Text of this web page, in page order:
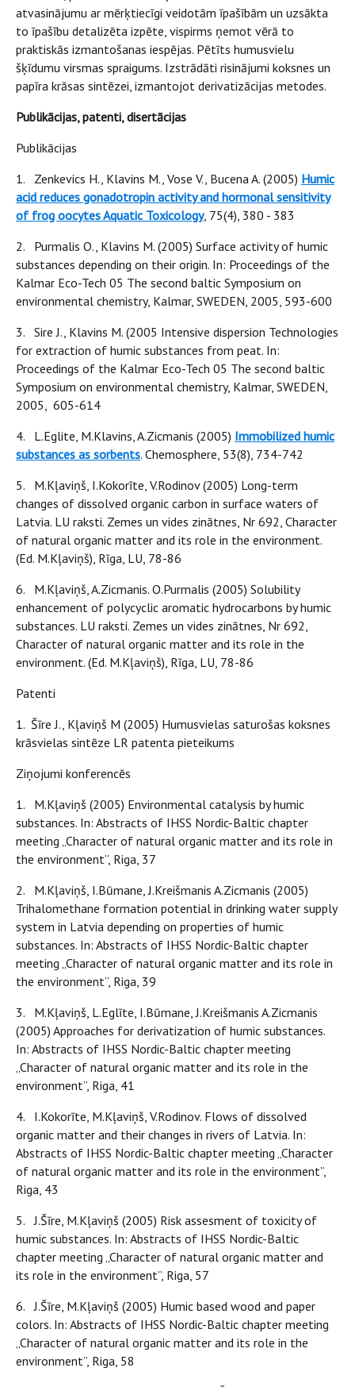
atvasinājumu ar mērķtiecīgi veidotām īpašībām un uzsākta
to īpašību detalizēta izpēte, vispirms ņemot vērā to
praktiskās izmantošanas iespējas. Pētīts humusvielu
šķīdumu virsmas spraigums. Izstrādāti risinājumi koksnes un
papīra krāsas sintēzei, izmantojot derivatizācijas metodes.
Publikācijas, patenti, disertācijas
Publikācijas
1. Zenkevics H., Klavins M., Vose V., Bucena A. (2005) Humic
acid reduces gonadotropin activity and hormonal sensitivity
of frog oocytes Aquatic Toxicology, 75(4), 380 - 383
2. Purmalis O., Klavins M. (2005) Surface activity of humic
substances depending on their origin. In: Proceedings of the
Kalmar Eco-Tech 05 The second baltic Symposium on
environmental chemistry, Kalmar, SWEDEN, 2005, 593-600
3. Sire J., Klavins M. (2005 Intensive dispersion Technologies
for extraction of humic substances from peat. In:
Proceedings of the Kalmar Eco-Tech 05 The second baltic
Symposium on environmental chemistry, Kalmar, SWEDEN,
2005, 605-614
4. L.Eglite, M.Klavins, A.Zicmanis (2005) Immobilized humic
substances as sorbents. Chemosphere, 53(8), 734-742
5. M.Kļaviņš, I.Kokorīte, V.Rodinov (2005) Long-term
changes of dissolved organic carbon in surface waters of
Latvia. LU raksti. Zemes un vides zinātnes, Nr 692, Character
of natural organic matter and its role in the environment.
(Ed. M.Kļaviņš), Rīga, LU, 78-86
6. M.Kļaviņš, A.Zicmanis. O.Purmalis (2005) Solubility
enhancement of polycyclic aromatic hydrocarbons by humic
substances. LU raksti. Zemes un vides zinātnes, Nr 692,
Character of natural organic matter and its role in the
environment. (Ed. M.Kļaviņš), Rīga, LU, 78-86
Patenti
1. Šīre J., Kļaviņš M (2005) Humusvielas saturošas koksnes
krāsvielas sintēze LR patenta pieteikums
Ziņojumi konferencēs
1. M.Kļaviņš (2005) Environmental catalysis by humic
substances. In: Abstracts of IHSS Nordic-Baltic chapter
meeting „Character of natural organic matter and its role in
the environment”, Riga, 37
2. M.Kļaviņš, I.Būmane, J.Kreišmanis A.Zicmanis (2005)
Trihalomethane formation potential in drinking water supply
system in Latvia depending on properties of humic
substances. In: Abstracts of IHSS Nordic-Baltic chapter
meeting „Character of natural organic matter and its role in
the environment”, Riga, 39
3. M.Kļaviņš, L.Eglīte, I.Būmane, J.Kreišmanis A.Zicmanis
(2005) Approaches for derivatization of humic substances.
In: Abstracts of IHSS Nordic-Baltic chapter meeting
„Character of natural organic matter and its role in the
environment”, Riga, 41
4. I.Kokorīte, M.Kļaviņš, V.Rodinov. Flows of dissolved
organic matter and their changes in rivers of Latvia. In:
Abstracts of IHSS Nordic-Baltic chapter meeting „Character
of natural organic matter and its role in the environment”,
Riga, 43
5. J.Šīre, M.Kļaviņš (2005) Risk assesment of toxicity of
humic substances. In: Abstracts of IHSS Nordic-Baltic
chapter meeting „Character of natural organic matter and
its role in the environment”, Riga, 57
6. J.Šīre, M.Kļaviņš (2005) Humic based wood and paper
colors. In: Abstracts of IHSS Nordic-Baltic chapter meeting
„Character of natural organic matter and its role in the
environment”, Riga, 58